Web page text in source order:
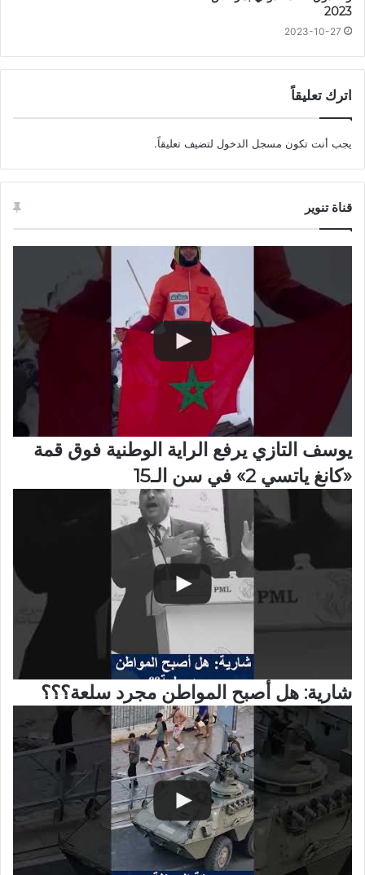
2023
2023-10-27
اترك تعليقاً
يجب أنت تكون مسجل الدخول لتضيف تعليقاً.
قناة تنوير
يوسف التازي يرفع الراية الوطنية فوق قمة
«كانغ ياتسي 2» في سن الـ15
شارية: هل أصبح المواطن مجرد سلعة؟؟؟